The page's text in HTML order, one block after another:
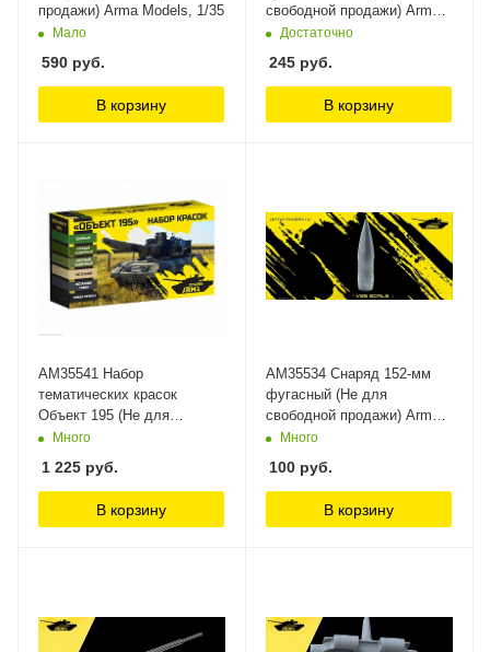
продажи) Arma Models, 1/35
Мало
590 руб.
В корзину
свободной продажи) Arma
Models 1/35
Достаточно
245 руб.
В корзину
AM35541 Набор
тематических красок
Объект 195 (Не для
свободной продажи) Arma
Много
1 225 руб.
В корзину
AM35534 Снаряд 152-мм
фугасный (Не для
свободной продажи) Arma
Models
Много
100 руб.
В корзину